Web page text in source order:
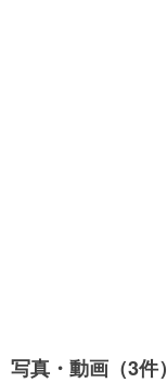
写真・動画（3件）